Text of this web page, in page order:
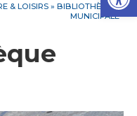
& LOISIRS » BIBLIOTHÈQUE
MUNICIPALE